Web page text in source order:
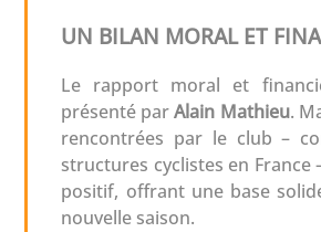
UN BILAN MORAL ET
Le rapport moral et
présenté parAlain Mathieu.
rencontrées par le club –
structures cyclistes en France
positif, offrant une base
nouvelle saison.